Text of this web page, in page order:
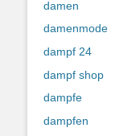
damen
damenmode
dampf 24
dampf shop
dampfe
dampfen